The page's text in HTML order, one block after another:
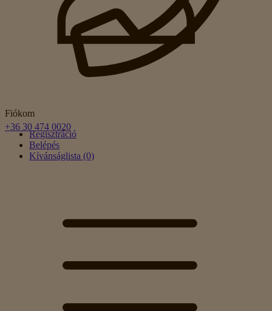
Fiókom
Regisztráció
Belépés
Kívánságlista (0)
+36 30 474 0020